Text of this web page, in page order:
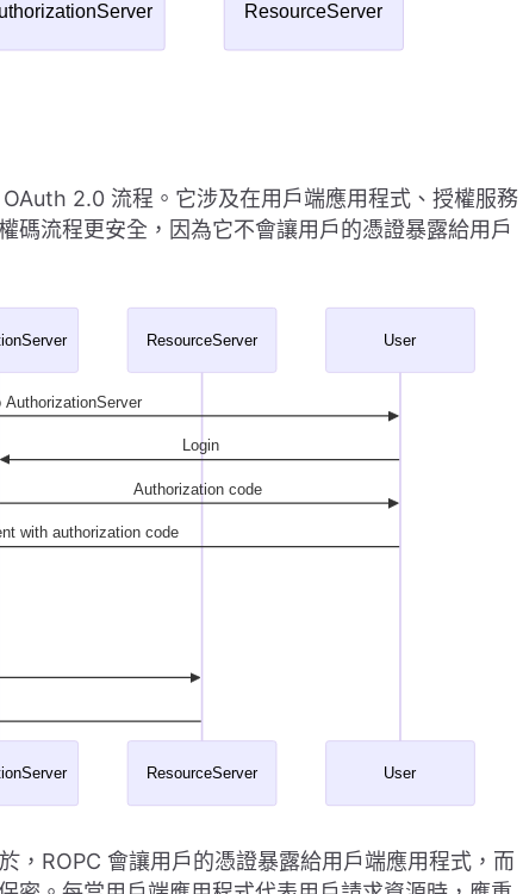
2.0 流程。它涉及在用戶端應用程式、授權服務
碼流程更安全，因為它不會讓用戶的憑證暴露給用戶
，ROPC 會讓用戶的憑證暴露給用戶端應用程式，而